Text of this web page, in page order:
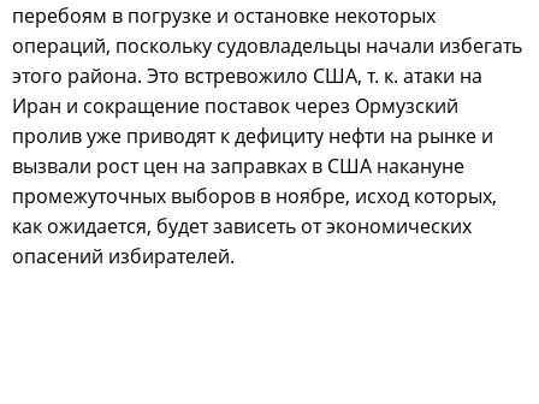
перебоям в погрузке и остановке некоторых
операций, поскольку судовладельцы начали избегать
этого района. Это встревожило США, т. к. атаки на
Иран и сокращение поставок через Ормузский
пролив уже приводят к дефициту нефти на рынке и
вызвали рост цен на заправках в США накануне
промежуточных выборов в ноябре, исход которых,
как ожидается, будет зависеть от экономических
опасений избирателей.